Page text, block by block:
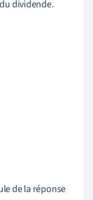
dividende.
de la réponse